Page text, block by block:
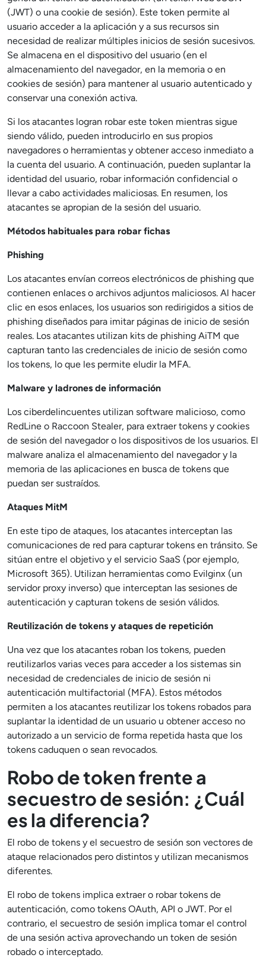
(JWT) o una cookie de sesión). Este token permite al
usuario acceder a la aplicación y a sus recursos sin
necesidad de realizar múltiples inicios de sesión sucesivos.
Se almacena en el dispositivo del usuario (en el
almacenamiento del navegador, en la memoria o en
cookies de sesión) para mantener al usuario autenticado y
conservar una conexión activa.
Si los atacantes logran robar este token mientras sigue
siendo válido, pueden introducirlo en sus propios
navegadores o herramientas y obtener acceso inmediato a
la cuenta del usuario. A continuación, pueden suplantar la
identidad del usuario, robar información confidencial o
llevar a cabo actividades maliciosas. En resumen, los
atacantes se apropian de la sesión del usuario.
Métodos habituales para robar fichas
Phishing
Los atacantes envían correos electrónicos de phishing que
contienen enlaces o archivos adjuntos maliciosos. Al hacer
clic en esos enlaces, los usuarios son redirigidos a sitios de
phishing diseñados para imitar páginas de inicio de sesión
reales. Los atacantes utilizan kits de phishing AiTM que
capturan tanto las credenciales de inicio de sesión como
los tokens, lo que les permite eludir la MFA.
Malware y ladrones de información
Los ciberdelincuentes utilizan software malicioso, como
RedLine o Raccoon Stealer, para extraer tokens y cookies
de sesión del navegador o los dispositivos de los usuarios. El
malware analiza el almacenamiento del navegador y la
memoria de las aplicaciones en busca de tokens que
puedan ser sustraídos.
Ataques MitM
En este tipo de ataques, los atacantes interceptan las
comunicaciones de red para capturar tokens en tránsito. Se
sitúan entre el objetivo y el servicio SaaS (por ejemplo,
Microsoft 365). Utilizan herramientas como Evilginx (un
servidor proxy inverso) que interceptan las sesiones de
autenticación y capturan tokens de sesión válidos.
Reutilización de tokens y ataques de repetición
Una vez que los atacantes roban los tokens, pueden
reutilizarlos varias veces para acceder a los sistemas sin
necesidad de credenciales de inicio de sesión ni
autenticación multifactorial (MFA). Estos métodos
permiten a los atacantes reutilizar los tokens robados para
suplantar la identidad de un usuario u obtener acceso no
autorizado a un servicio de forma repetida hasta que los
tokens caduquen o sean revocados.
Robo de token frente a
secuestro de sesión: ¿Cuál
es la diferencia?
El robo de tokens y el secuestro de sesión son vectores de
ataque relacionados pero distintos y utilizan mecanismos
diferentes.
El robo de tokens implica extraer o robar tokens de
autenticación, como tokens OAuth, API o JWT. Por el
contrario, el secuestro de sesión implica tomar el control
de una sesión activa aprovechando un token de sesión
robado o interceptado.